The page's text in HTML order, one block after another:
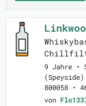
9 Jahre •
800058 •
von